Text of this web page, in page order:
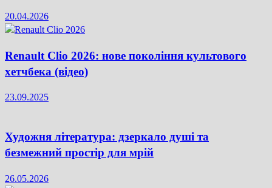
20.04.2026
Renault Clio 2026: нове покоління культового
хетчбека (відео)
23.09.2025
Художня література: дзеркало душі та
безмежний простір для мрій
26.05.2026